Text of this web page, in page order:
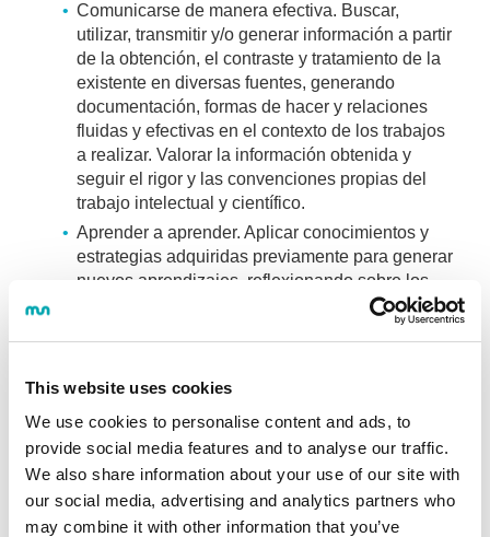
This website uses cookies
We use cookies to personalise content and ads, to
provide social media features and to analyse our traffic.
We also share information about your use of our site with
our social media, advertising and analytics partners who
may combine it with other information that you’ve
Comunicarse de manera efectiva. Buscar,
utilizar, transmitir y/o generar información a partir
de la obtención, el contraste y tratamiento de la
existente en diversas fuentes, generando
documentación, formas de hacer y relaciones
fluidas y efectivas en el contexto de los trabajos
a realizar. Valorar la información obtenida y
seguir el rigor y las convenciones propias del
trabajo intelectual y científico.
Aprender a aprender. Aplicar conocimientos y
estrategias adquiridas previamente para generar
nuevos aprendizajes, reflexionando sobre los
procedimientos y contextos más adecuados para
adquirir y desarrollar conocimiento en todas
INNOVACIÓN E INTERVENCIÓN
EDUCATIVAS